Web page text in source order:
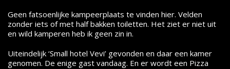
Geen fatsoenlijke kampeerplaats te vinden hier. Velden
zonder iets of met half bakken toiletten. Het ziet er niet uit
en wild kamperen heb ik geen zin in.
Uiteindelijk ‘Small hotel Vevi’ gevonden en daar een kamer
genomen. De enige gast vandaag. En er wordt een Pizza